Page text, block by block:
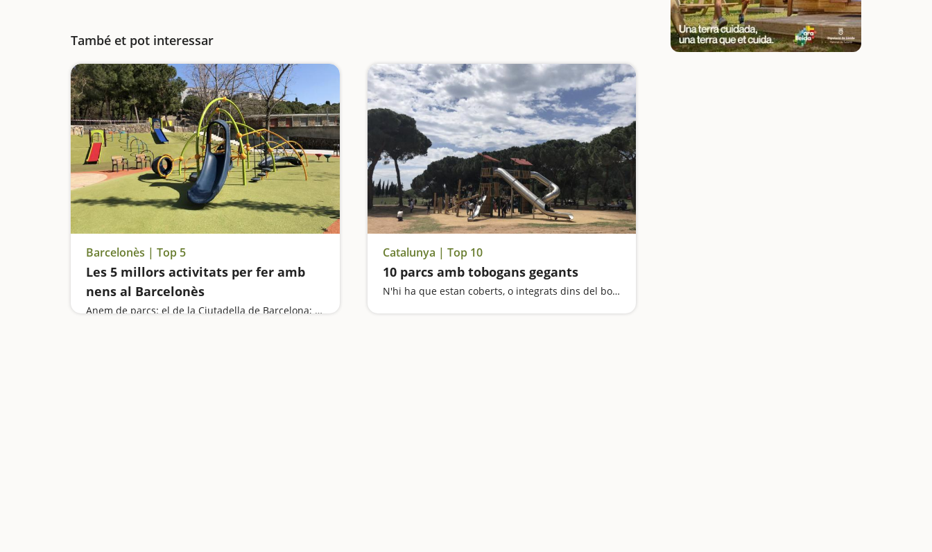
També et pot interessar
Barcelonès | Top 5
Les 5 millors activitats per fer amb
nens al Barcelonès
Anem de parcs: el de la Ciutadella de Barcelona; el de Les Planes de l'Hospitalet de Llobregat; el de Can Zam a Santa Coloma de Gramenet; el de Can Solei de Badalona i el Parc Fluvial del Besòs
Catalunya | Top 10
10 parcs amb tobogans gegants
N'hi ha que estan coberts, o integrats dins del bosc, o en una muntanya; n'hi ha d'amples per baixar-hi en família i també en trobarem dins d'un jardí bucòlic i al costat d'un llac, o com a complement a un viatge en trenet